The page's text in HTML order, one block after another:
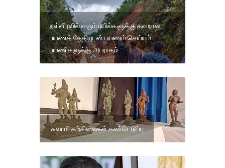
நள்ளிரவில் வரும் ரயில்களுக்கு தவறான
பயணத் தேதியுடன் பயணம் செய்யும்
பயணிகளுக்கு அபராதம்
சுவாமி கற்சிலைகள் கண்டெடுப்பு